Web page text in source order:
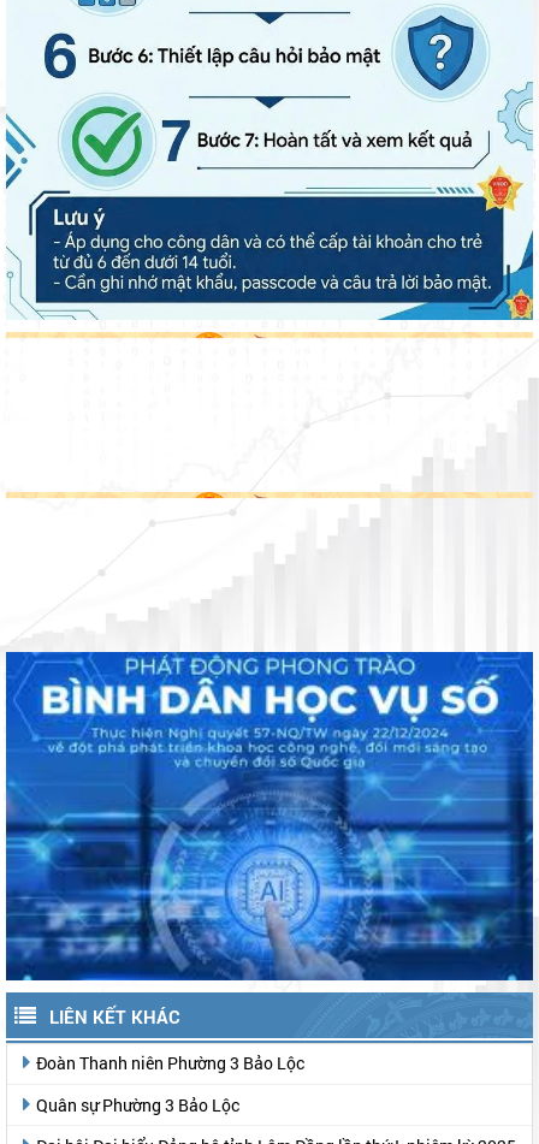
LIÊN KẾT KHÁC
Đoàn Thanh niên Phường 3 Bảo Lộc
Quân sự Phường 3 Bảo Lộc